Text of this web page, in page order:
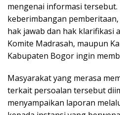
mengenai informasi tersebut.
keberimbangan
hak jawab dan hak klarifikasi
Komite Madrasah, maupun
Kabupaten Bogor ingin
Masyarakat yang merasa
terkait persoalan tersebut
menyampaikan laporan